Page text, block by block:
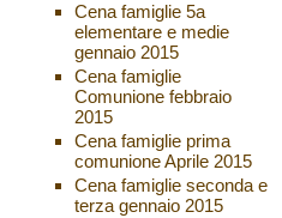
Cena famiglie 5a
elementare e medie
gennaio 2015
Cena famiglie
Comunione febbraio
2015
Cena famiglie prima
comunione Aprile 2015
Cena famiglie seconda e
terza gennaio 2015